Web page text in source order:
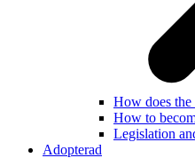
How does
How to
Legislation
Adopterad